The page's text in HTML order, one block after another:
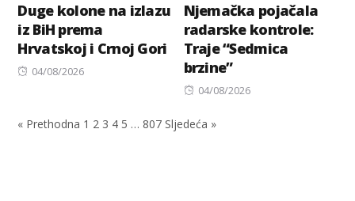
Duge kolone na izlazu
iz BiH prema
Hrvatskoj i Crnoj Gori
Posted
04/08/2026
Njemačka pojačala
radarske kontrole:
Traje “Sedmica
brzine”
Posted
04/08/2026
« Prethodna 1 2 3 4 5 … 807 Sljedeća »